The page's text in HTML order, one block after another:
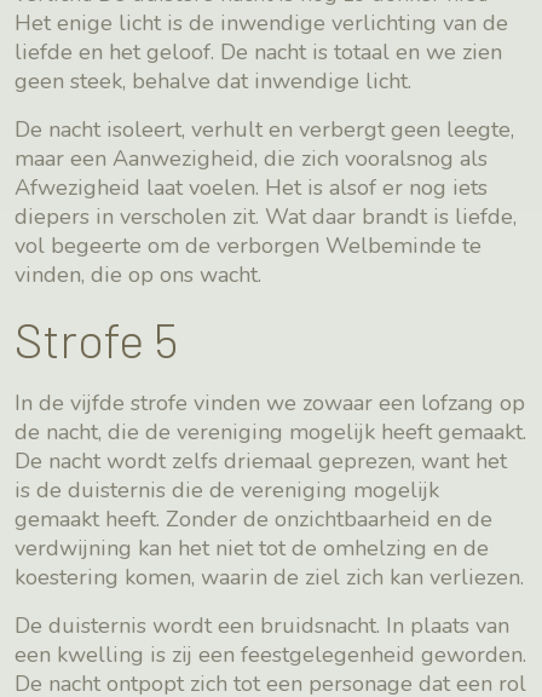
Het enige licht is de inwendige verlichting van de
liefde en het geloof. De nacht is totaal en we zien
geen steek, behalve dat inwendige licht.
De nacht isoleert, verhult en verbergt geen leegte,
maar een Aanwezigheid, die zich vooralsnog als
Afwezigheid laat voelen. Het is alsof er nog iets
diepers in verscholen zit. Wat daar brandt is liefde,
vol begeerte om de verborgen Welbeminde te
vinden, die op ons wacht.
Strofe 5
In de vijfde strofe vinden we zowaar een lofzang op
de nacht, die de vereniging mogelijk heeft gemaakt.
De nacht wordt zelfs driemaal geprezen, want het
is de duisternis die de vereniging mogelijk
gemaakt heeft. Zonder de onzichtbaarheid en de
verdwijning kan het niet tot de omhelzing en de
koestering komen, waarin de ziel zich kan verliezen.
De duisternis wordt een bruidsnacht. In plaats van
een kwelling is zij een feestgelegenheid geworden.
De nacht ontpopt zich tot een personage dat een rol